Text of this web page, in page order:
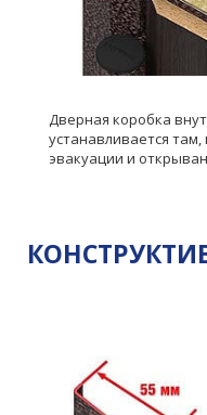
Дверная коробка
устанавливается там,
эвакуации и